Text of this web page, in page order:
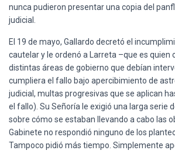
nunca pudieron presentar una copia del
judicial.
El 19 de mayo, Gallardo decretó el
cautelar y le ordenó a Larreta –que es quien
distintas áreas de gobierno que debían
cumpliera el fallo bajo apercibimiento de
judicial, multas progresivas que se aplican
el fallo). Su Señoría le exigió una larga serie
sobre cómo se estaban llevando a cabo las
Gabinete no respondió ninguno de los
Tampoco pidió más tiempo. Simplemente